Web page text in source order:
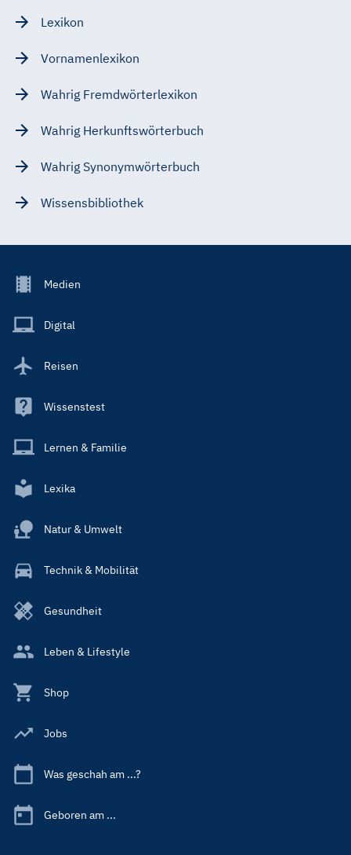
Lexikon
Vornamenlexikon
Wahrig Fremdwörterlexikon
Wahrig Herkunftswörterbuch
Wahrig Synonymwörterbuch
Wissensbibliothek
Footer
Main
Medien
Digital
Reisen
Wissenstest
Lernen & Familie
Lexika
Natur & Umwelt
Technik & Mobilität
Gesundheit
Leben & Lifestyle
Shop
Jobs
Was geschah am ...?
Geboren am ...